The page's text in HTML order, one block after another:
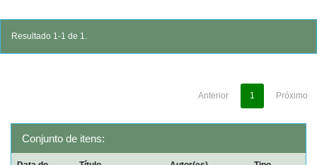
Resultado 1-1 de 1.
Anterior 1 Próximo
Conjunto de itens: